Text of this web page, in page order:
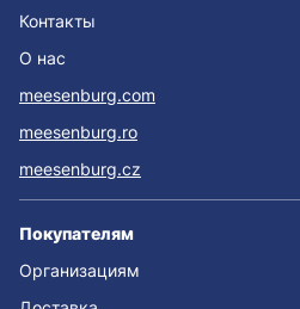
Контакты
О нас
meesenburg.com
meesenburg.ro
meesenburg.cz
Покупателям
Организациям